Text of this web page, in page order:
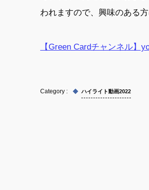
われますので、興味のある
【Green Cardチャンネル】
ハイライト動画2022